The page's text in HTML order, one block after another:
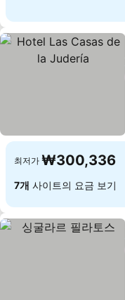
최저가 ₩300,336
7개 사이트의 요금 보기